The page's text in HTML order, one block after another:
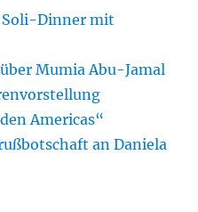
Soli-Dinner mit
Mumia Abu-Jamal
Americas“
an Daniela